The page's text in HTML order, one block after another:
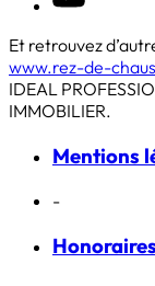
Et retrouvez
www.rez-de-
IDEAL
IMMOBILIER.
Mentions
-
Honoraires